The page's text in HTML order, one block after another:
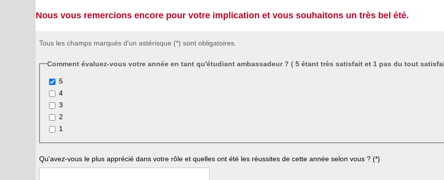
Nous vous remercions encore pour votre implication et vous souhaitons un très bel été.
Tous les champs marqués d'un astérisque (*) sont obligatoires.
Comment évaluez-vous votre année en tant qu'étudiant ambassadeur ? ( 5 étant très satisfait et 1 pas du tout
5
4
3
2
1
Qu'avez-vous le plus apprécié dans votre rôle et quelles ont été les réussites de cette année selon vous ? (*)